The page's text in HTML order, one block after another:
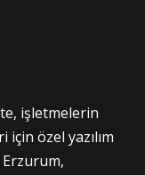
işletmelerin
özel yazılım